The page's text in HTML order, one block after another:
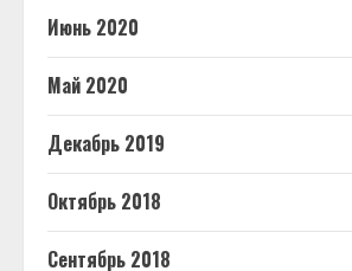
Июнь 2020
Май 2020
Декабрь 2019
Октябрь 2018
Сентябрь 2018